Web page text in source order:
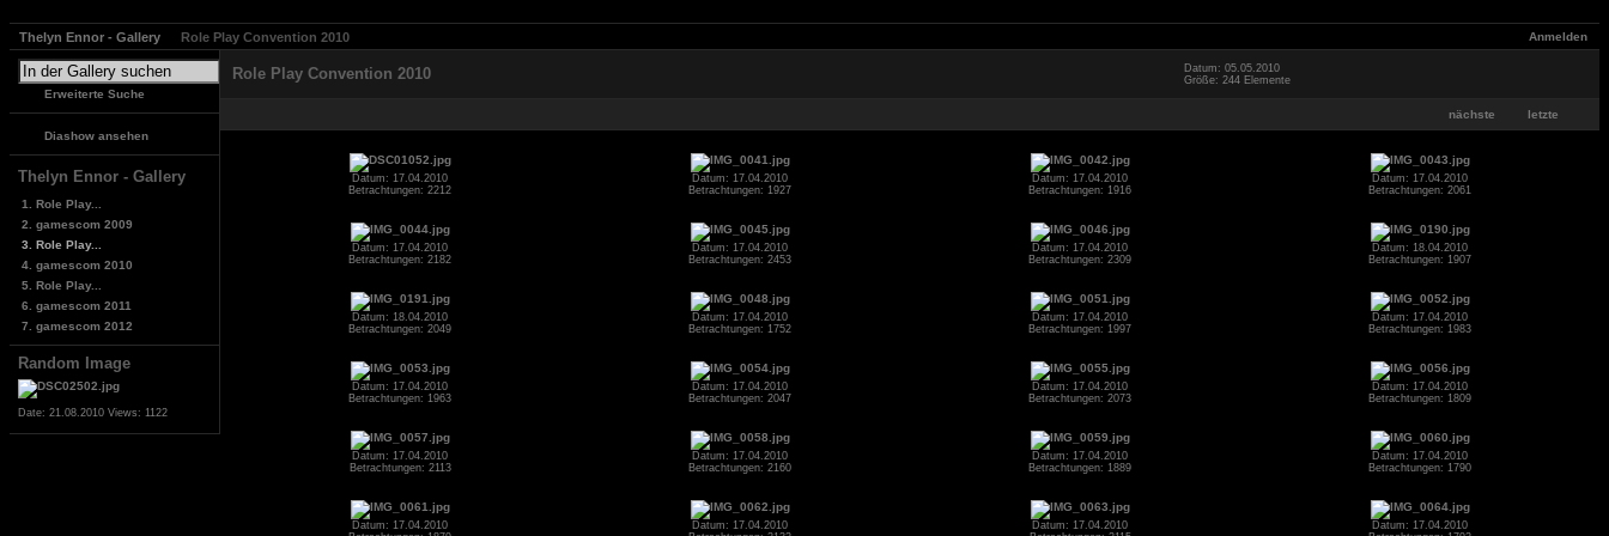
Anmelden
Thelyn Ennor - Gallery Role Play Convention 2010
Erweiterte Suche
Diashow ansehen
Thelyn Ennor - Gallery
1. Role Play...
2. gamescom 2009
3. Role Play...
4. gamescom 2010
5. Role Play...
6. gamescom 2011
7. gamescom 2012
Random Image
Date: 21.08.2010 Views: 1122
Role Play Convention 2010
Datum: 05.05.2010
Größe: 244 Elemente
nächste letzte
Datum: 17.04.2010
Betrachtungen: 2212
Datum: 17.04.2010
Betrachtungen: 1927
Datum: 17.04.2010
Betrachtungen: 1916
Datum: 17.04.2010
Betrachtungen: 2061
Datum: 17.04.2010
Betrachtungen: 2182
Datum: 17.04.2010
Betrachtungen: 2453
Datum: 17.04.2010
Betrachtungen: 2309
Datum: 18.04.2010
Betrachtungen: 1907
Datum: 18.04.2010
Betrachtungen: 2049
Datum: 17.04.2010
Betrachtungen: 1752
Datum: 17.04.2010
Betrachtungen: 1997
Datum: 17.04.2010
Betrachtungen: 1983
Datum: 17.04.2010
Betrachtungen: 1963
Datum: 17.04.2010
Betrachtungen: 2047
Datum: 17.04.2010
Betrachtungen: 2073
Datum: 17.04.2010
Betrachtungen: 1809
Datum: 17.04.2010
Betrachtungen: 2113
Datum: 17.04.2010
Betrachtungen: 2160
Datum: 17.04.2010
Betrachtungen: 1889
Datum: 17.04.2010
Betrachtungen: 1790
Datum: 17.04.2010
Datum: 17.04.2010
Datum: 17.04.2010
Datum: 17.04.2010